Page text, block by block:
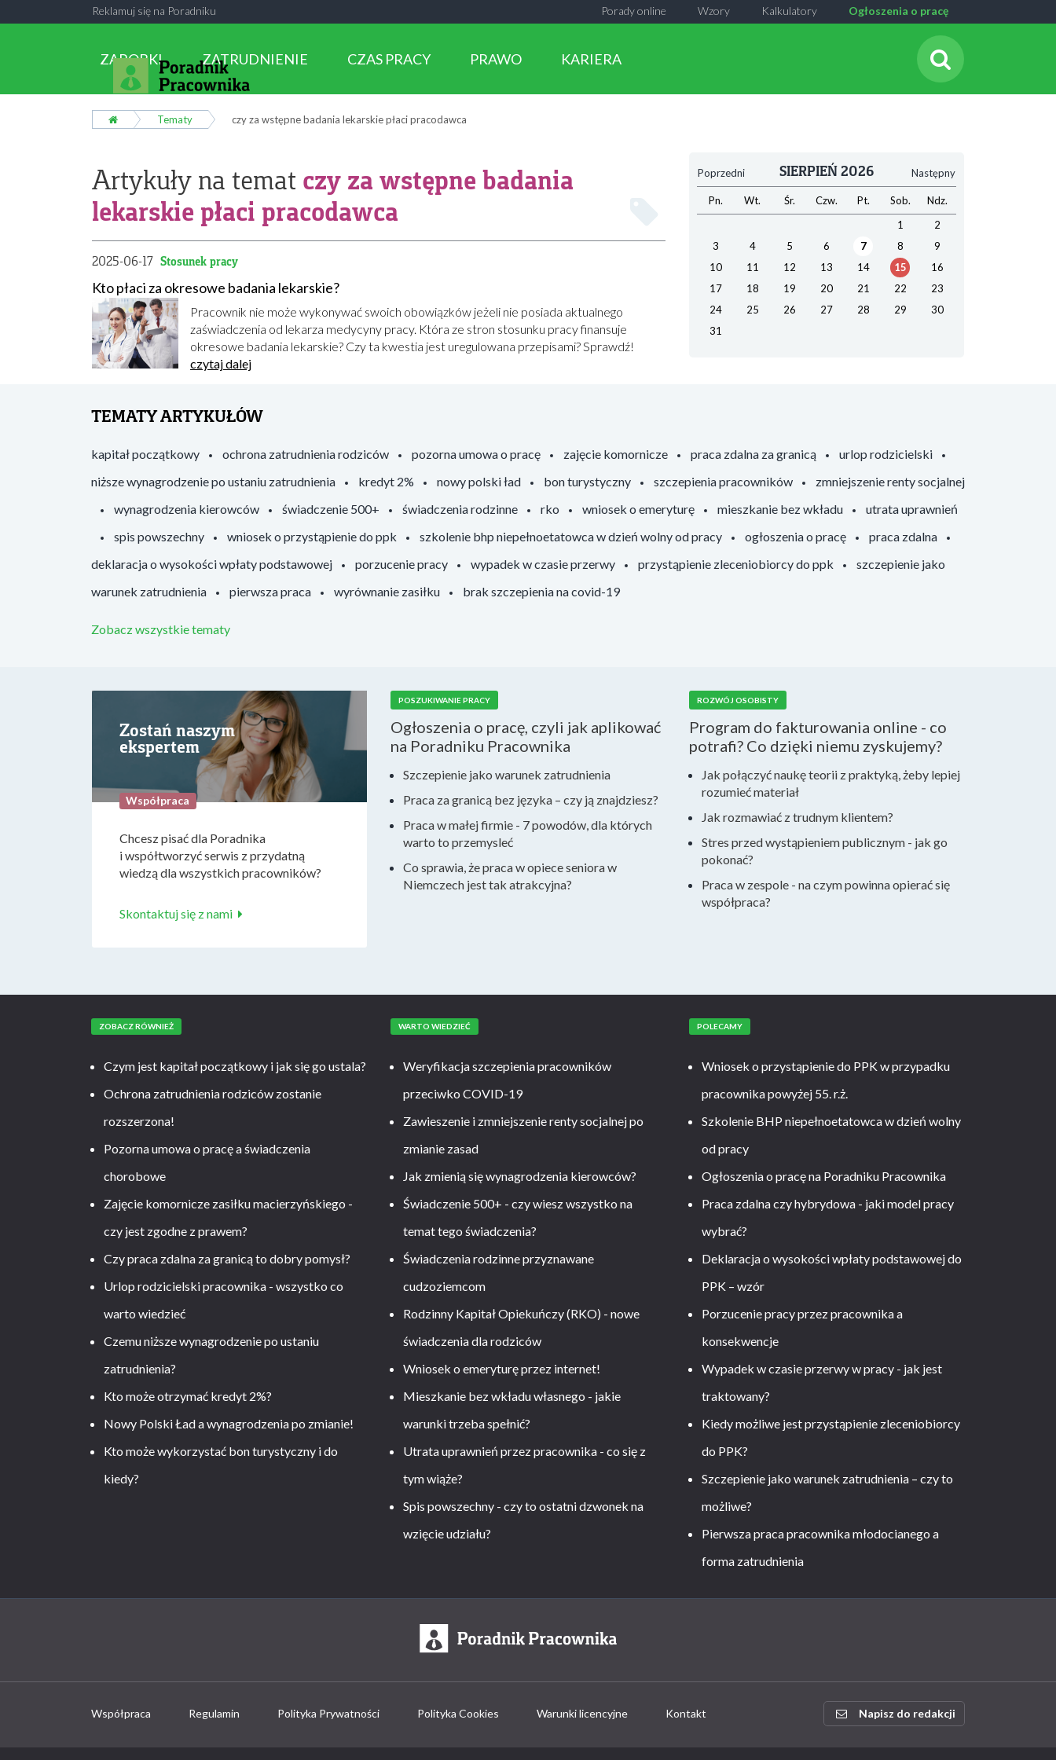
Reklamuj się na Poradniku Ogłoszenia o pracę
Kalkulatory
Wzory
Porady online
ZAROBKI ZATRUDNIENIE CZAS PRACY PRAWO KARIERA
Tematy czy za wstępne badania lekarskie płaci pracodawca
Artykuły na temat czy za wstępne badania
lekarskie płaci pracodawca
2025-06-17 Stosunek pracy
Kto płaci za okresowe badania lekarskie?
Pracownik nie może wykonywać swoich obowiązków jeżeli nie posiada aktualnego
zaświadczenia od lekarza medycyny pracy. Która ze stron stosunku pracy finansuje
okresowe badania lekarskie? Czy ta kwestia jest uregulowana przepisami? Sprawdź!
czytaj dalej
Poprzedni Następny
SIERPIEŃ 2026
Pn. Wt. Śr. Czw. Pt. Sob.
Ndz.
1
2
3
4 5 6 7 8
9
10
11 12 13 14 15
16
17
18 19 20 21 22
23
24
25 26 27 28 29
30
31
TEMATY ARTYKUŁÓW
kapitał początkowy ochrona zatrudnienia rodziców pozorna umowa o pracę zajęcie komornicze praca zdalna za granicą
urlop rodzicielski
niższe wynagrodzenie po ustaniu zatrudnienia
kredyt 2% nowy polski ład bon turystyczny szczepienia pracowników
zmniejszenie renty socjalnej
wynagrodzenia kierowców
świadczenie 500+ świadczenia rodzinne rko wniosek o emeryturę mieszkanie bez wkładu
utrata uprawnień
spis powszechny
wniosek o przystąpienie do ppk szkolenie bhp niepełnoetatowca w dzień wolny od pracy ogłoszenia o pracę
praca zdalna
deklaracja o wysokości wpłaty podstawowej
porzucenie pracy wypadek w czasie przerwy przystąpienie zleceniobiorcy do ppk
szczepienie jako
warunek zatrudnienia
pierwsza praca wyrównanie zasiłku brak szczepienia na covid-19
Zobacz wszystkie tematy
Zostań naszym
ekspertem
Współpraca
Chcesz pisać dla Poradnika
i współtworzyć serwis z przydatną
wiedzą dla wszystkich pracowników?
Skontaktuj się z nami
POSZUKIWANIE PRACY
Ogłoszenia o pracę, czyli jak aplikować
na Poradniku Pracownika
Szczepienie jako warunek zatrudnienia
Praca za granicą bez języka – czy ją znajdziesz?
Praca w małej firmie - 7 powodów, dla których
warto to przemysleć
Co sprawia, że praca w opiece seniora w
Niemczech jest tak atrakcyjna?
ROZWÓJ OSOBISTY
Program do fakturowania online - co
potrafi? Co dzięki niemu zyskujemy?
Jak połączyć naukę teorii z praktyką, żeby lepiej
rozumieć materiał
Jak rozmawiać z trudnym klientem?
Stres przed wystąpieniem publicznym - jak go
pokonać?
Praca w zespole - na czym powinna opierać się
współpraca?
ZOBACZ RÓWNIEŻ
Czym jest kapitał początkowy i jak się go ustala?
Ochrona zatrudnienia rodziców zostanie
rozszerzona!
Pozorna umowa o pracę a świadczenia
chorobowe
Zajęcie komornicze zasiłku macierzyńskiego -
czy jest zgodne z prawem?
Czy praca zdalna za granicą to dobry pomysł?
Urlop rodzicielski pracownika - wszystko co
warto wiedzieć
Czemu niższe wynagrodzenie po ustaniu
zatrudnienia?
Kto może otrzymać kredyt 2%?
Nowy Polski Ład a wynagrodzenia po zmianie!
Kto może wykorzystać bon turystyczny i do
kiedy?
WARTO WIEDZIEĆ
Weryfikacja szczepienia pracowników
przeciwko COVID-19
Zawieszenie i zmniejszenie renty socjalnej po
zmianie zasad
Jak zmienią się wynagrodzenia kierowców?
Świadczenie 500+ - czy wiesz wszystko na
temat tego świadczenia?
Świadczenia rodzinne przyznawane
cudzoziemcom
Rodzinny Kapitał Opiekuńczy (RKO) - nowe
świadczenia dla rodziców
Wniosek o emeryturę przez internet!
Mieszkanie bez wkładu własnego - jakie
warunki trzeba spełnić?
Utrata uprawnień przez pracownika - co się z
tym wiąże?
Spis powszechny - czy to ostatni dzwonek na
wzięcie udziału?
POLECAMY
Wniosek o przystąpienie do PPK w przypadku
pracownika powyżej 55. r.ż.
Szkolenie BHP niepełnoetatowca w dzień wolny
od pracy
Ogłoszenia o pracę na Poradniku Pracownika
Praca zdalna czy hybrydowa - jaki model pracy
wybrać?
Deklaracja o wysokości wpłaty podstawowej do
PPK – wzór
Porzucenie pracy przez pracownika a
konsekwencje
Wypadek w czasie przerwy w pracy - jak jest
traktowany?
Kiedy możliwe jest przystąpienie zleceniobiorcy
do PPK?
Szczepienie jako warunek zatrudnienia – czy to
możliwe?
Pierwsza praca pracownika młodocianego a
forma zatrudnienia
Współpraca Regulamin Polityka Prywatności Polityka Cookies Warunki licencyjne Kontakt Napisz do redakcji